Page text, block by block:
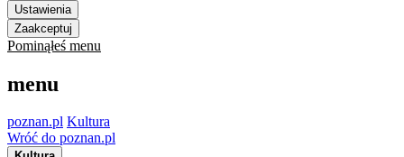
Ustawienia
Zaakceptuj
Pominąłeś menu
menu
poznan.pl Kultura
Wróć do poznan.pl